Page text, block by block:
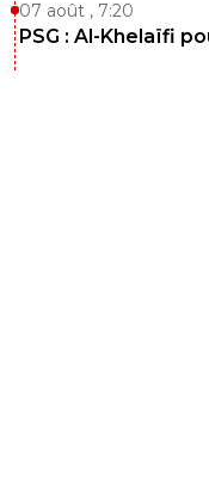
07 août , 7:20
PSG : Al-Khelaïfi